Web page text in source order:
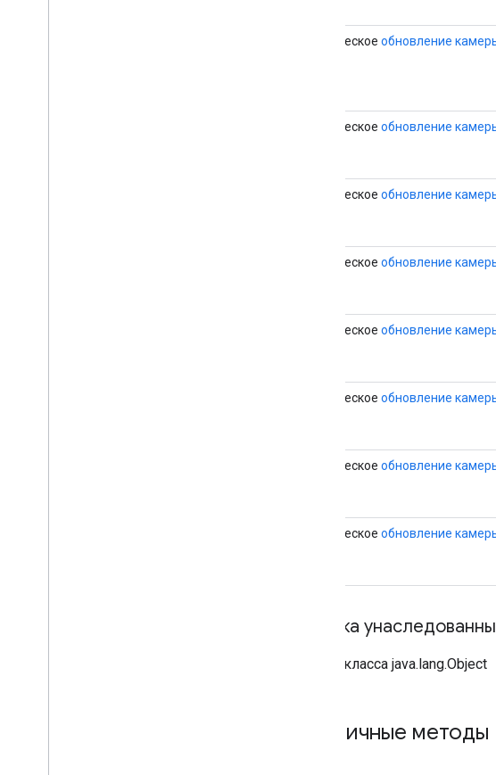
статическое обновление
статическое обновление
статическое обновление
статическое обновление
статическое обновление
статическое обновление
статическое обновление
статическое обновление
Сводка
Из класса java.lang.Object
Публичные методы